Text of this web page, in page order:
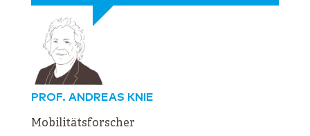
PROF. ANDREAS KNIE
Mobilitätsforscher